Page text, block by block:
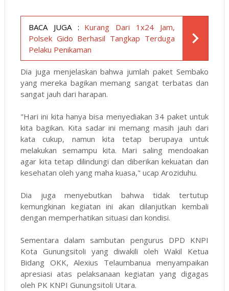
BACA JUGA : Kurang Dari 1x24 Jam,
Polsek Gido Berhasil Tangkap Terduga
Pelaku Penikaman
Dia juga menjelaskan bahwa jumlah paket Sembako
yang mereka bagikan memang sangat terbatas dan
sangat jauh dari harapan.
"Hari ini kita hanya bisa menyediakan 34 paket untuk
kita bagikan. Kita sadar ini memang masih jauh dari
kata cukup, namun kita tetap berupaya untuk
melakukan semampu kita. Mari saling mendoakan
agar kita tetap dilindungi dan diberikan kekuatan dan
kesehatan oleh yang maha kuasa," ucap Aroziduhu.
Dia juga menyebutkan bahwa tidak tertutup
kemungkinan kegiatan ini akan dilanjutkan kembali
dengan memperhatikan situasi dan kondisi.
Sementara dalam sambutan pengurus DPD KNPI
Kota Gunungsitoli yang diwakili oleh Wakil Ketua
Bidang OKK, Alexius Telaumbanua menyampaikan
apresiasi atas pelaksanaan kegiatan yang digagas
oleh PK KNPI Gunungsitoli Utara.